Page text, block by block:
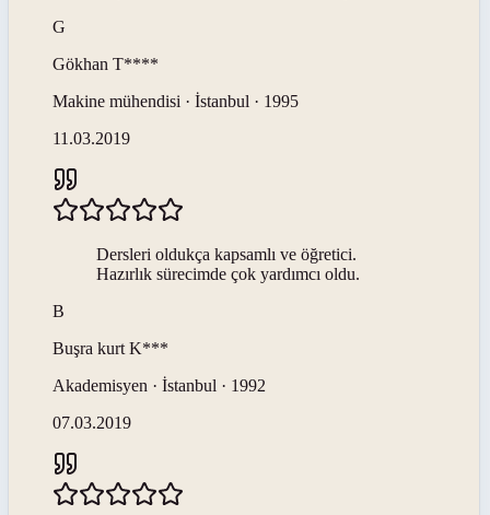
G
Gökhan T****
Makine mühendisi · İstanbul · 1995
11.03.2019
Dersleri oldukça kapsamlı ve öğretici.
Hazırlık sürecimde çok yardımcı oldu.
B
Buşra kurt K***
Akademisyen · İstanbul · 1992
07.03.2019